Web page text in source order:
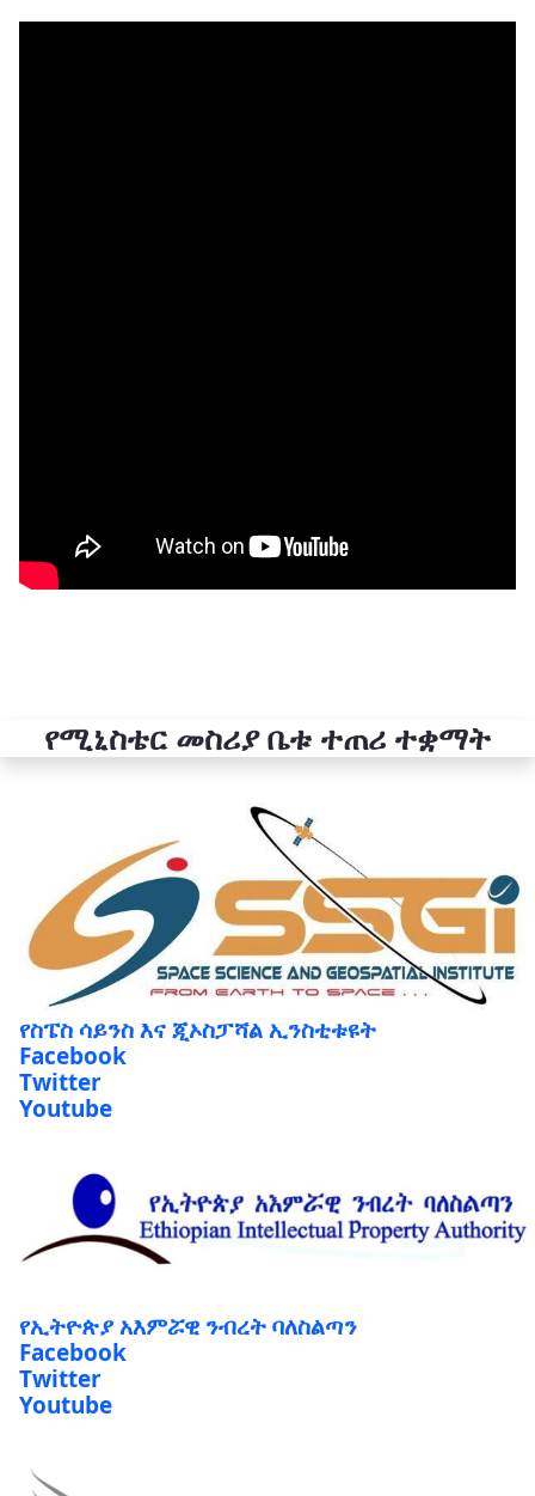
የሚኒስቴር መስሪያ ቤቱ ተጠሪ ተቋማት
የስፔስ ሳይንስ እና ጂኦስፓሻል ኢንስቲቱዩት
Facebook
Twitter
Youtube
የኢትዮጵያ አእምሯዊ ንብረት ባለስልጣን
Facebook
Twitter
Youtube